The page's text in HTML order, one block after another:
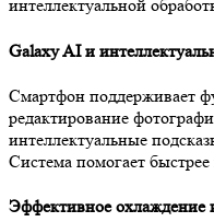
интеллектуальной
Galaxy AI и
Смартфон поддерживает
редактирование
интеллектуальные
Система помогает
Эффективное охлаждение